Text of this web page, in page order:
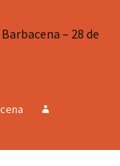
– 28 de